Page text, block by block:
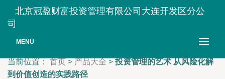
北京冠盈财富投资管理有限公司大连开发区分公
司
MENU
当前位置： 首页 > 产品大全 > 投资管理的艺术 从风险化解
到价值创造的实践路径